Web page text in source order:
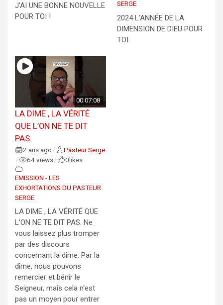
J'AI UNE BONNE NOUVELLE
POUR TOI !
SERGE
2024 L’ANNÉE DE LA
DIMENSION DE DIEU POUR
TOI
00:07:08
LA DIME , LA VÉRITÉ
QUE L’ON NE TE DIT
PAS.
2 ans ago / Pasteur Serge
/ 64 views / 0likes
EMISSION - LES
EXHORTATIONS DU PASTEUR
SERGE
LA DIME , LA VÉRITÉ QUE
L’ON NE TE DIT PAS. Ne
vous laissez plus tromper
par des discours
concernant la dîme. Par la
dîme, nous pouvons
remercier et bénir le
Seigneur, mais cela n'est
pas un moyen pour entrer